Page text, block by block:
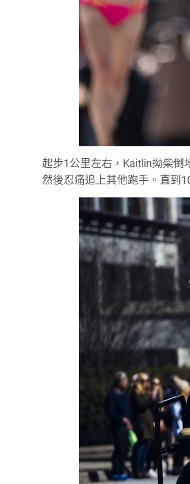
起步1公里左右，Kaitlin拗柴倒
然後忍痛追上其他跑手。直到